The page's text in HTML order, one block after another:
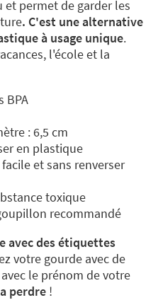
et permet de garder les
. C'est une alternative
à usage unique.
l'école et la
BPA
: 6,5 cm
en plastique
et sans renverser
toxique
recommandé
avec des étiquettes
votre gourde avec de
le prénom de votre
perdre !